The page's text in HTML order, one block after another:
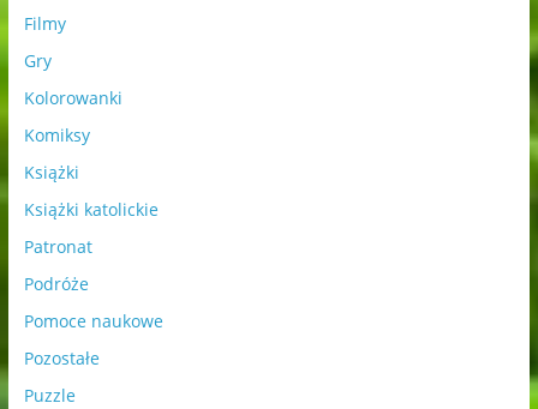
Filmy
Gry
Kolorowanki
Komiksy
Książki
Książki katolickie
Patronat
Podróże
Pomoce naukowe
Pozostałe
Puzzle